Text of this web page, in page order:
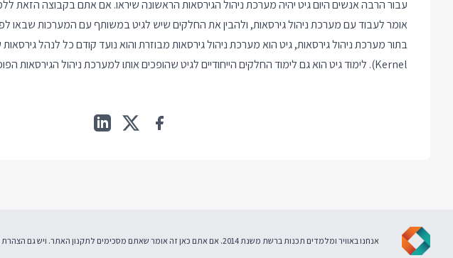
עבור הרבה אנשים היום גיט יהיה מערכת ניהול הגירסאות הראשונה שיראו. אם אתם בקבוצה הזאת
אומר לעבוד עם מערכת ניהול גירסאות, ולהבין את החלקים שיש לגיט במשותף עם המערכות שבאו
Kernel). לימוד גיט הוא גם לימוד החלקים הייחודיים לגיט שהופכים אותו למערכת ניהול הגירסאות הפופולרית בעולם.
אנחנו באוויר ומלמדים תכנות ברשת משנת 2014. אם אתם כאן זה אומר שאתם מסכימים ל תקנון האתר. ויש גם הצהרת